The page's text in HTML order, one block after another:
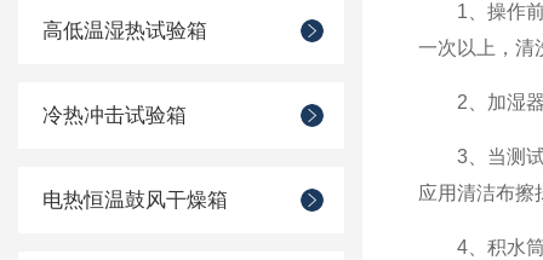
高低温湿热试验箱
冷热冲击试验箱
电热恒温鼓风干燥箱
1、操作前
一次以上，清
2、加湿器
3、当测试
应用清洁布擦
4、积水筒